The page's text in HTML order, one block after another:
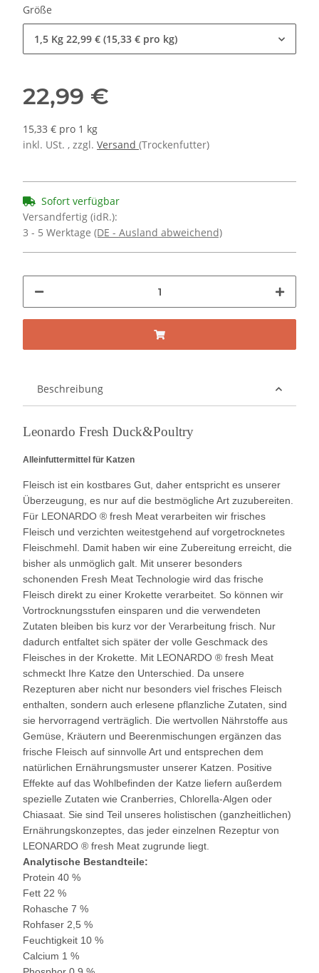
Größe
1,5 Kg 22,99 € (15,33 € pro kg)
22,99 €
15,33 € pro 1 kg
inkl. USt. , zzgl. Versand (Trockenfutter)
Sofort verfügbar
Versandfertig (idR.):
3 - 5 Werktage (DE - Ausland abweichend)
Beschreibung
Leonardo Fresh Duck&Poultry
Alleinfuttermittel für Katzen
Fleisch ist ein kostbares Gut, daher entspricht es unserer
Überzeugung, es nur auf die bestmögliche Art zuzubereiten.
Für LEONARDO ® fresh Meat verarbeiten wir frisches
Fleisch und verzichten weitestgehend auf vorgetrocknetes
Fleischmehl. Damit haben wir eine Zubereitung erreicht, die
bisher als unmöglich galt. Mit unserer besonders
schonenden Fresh Meat Technologie wird das frische
Fleisch direkt zu einer Krokette verarbeitet. So können wir
Vortrocknungsstufen einsparen und die verwendeten
Zutaten bleiben bis kurz vor der Verarbeitung frisch. Nur
dadurch entfaltet sich später der volle Geschmack des
Fleisches in der Krokette. Mit LEONARDO ® fresh Meat
schmeckt Ihre Katze den Unterschied. Da unsere
Rezepturen aber nicht nur besonders viel frisches Fleisch
enthalten, sondern auch erlesene pflanzliche Zutaten, sind
sie hervorragend verträglich. Die wertvollen Nährstoffe aus
Gemüse, Kräutern und Beerenmischungen ergänzen das
frische Fleisch auf sinnvolle Art und entsprechen dem
natürlichen Ernährungsmuster unserer Katzen. Positive
Effekte auf das Wohlbefinden der Katze liefern außerdem
spezielle Zutaten wie Cranberries, Chlorella-Algen oder
Chiasaat. Sie sind Teil unseres holistischen (ganzheitlichen)
Ernährungskonzeptes, das jeder einzelnen Rezeptur von
LEONARDO ® fresh Meat zugrunde liegt.
Analytische Bestandteile:
Protein 40 %
Fett 22 %
Rohasche 7 %
Rohfaser 2,5 %
Feuchtigkeit 10 %
Calcium 1 %